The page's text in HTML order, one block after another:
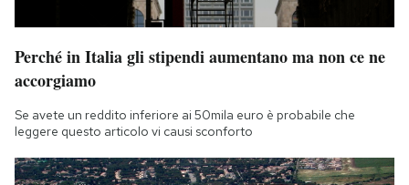
Perché in Italia gli stipendi aumentano ma non ce ne
accorgiamo
Se avete un reddito inferiore ai 50mila euro è probabile che
leggere questo articolo vi causi sconforto